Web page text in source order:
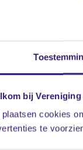
bij
plaatsen cookies
te
wat hij
Vraag
zetten.
brengt
hij kan
je een